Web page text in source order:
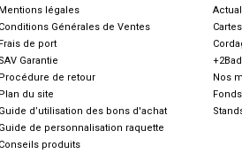
Mentions légales
Conditions Générales de Ventes
Frais de port
SAV Garantie
Procédure de retour
Plan du site
Guide d’utilisation des bons d'achat
Guide de personnalisation raquette
Conseils produits
Nos